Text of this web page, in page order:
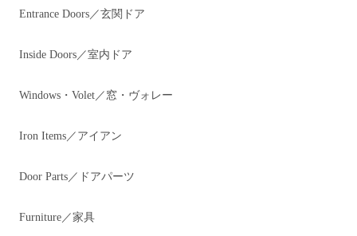
Entrance Doors／玄関ドア
Inside Doors／室内ドア
Windows・Volet／窓・ヴォレー
Iron Items／アイアン
Door Parts／ドアパーツ
Furniture／家具